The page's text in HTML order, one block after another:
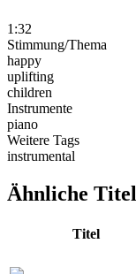
1:32
Stimmung/Thema
happy
uplifting
children
Instrumente
piano
Weitere Tags
instrumental
Ähnliche Titel
Titel